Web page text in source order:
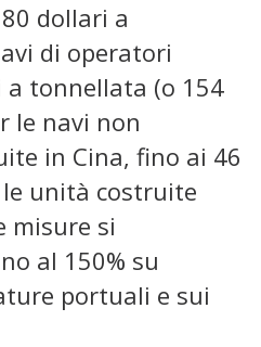
dollari a
di operatori
a tonnellata (o 154
le navi non
in Cina, fino ai 46
unità costruite
misure si
al 150% su
portuali e sui